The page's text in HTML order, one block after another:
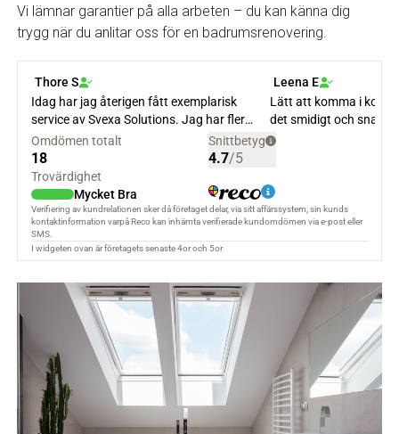
Vi lämnar garantier på alla arbeten – du kan känna dig
trygg när du anlitar oss för en badrumsrenovering.